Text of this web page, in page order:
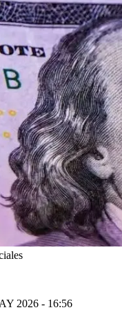
2026 - 16:56